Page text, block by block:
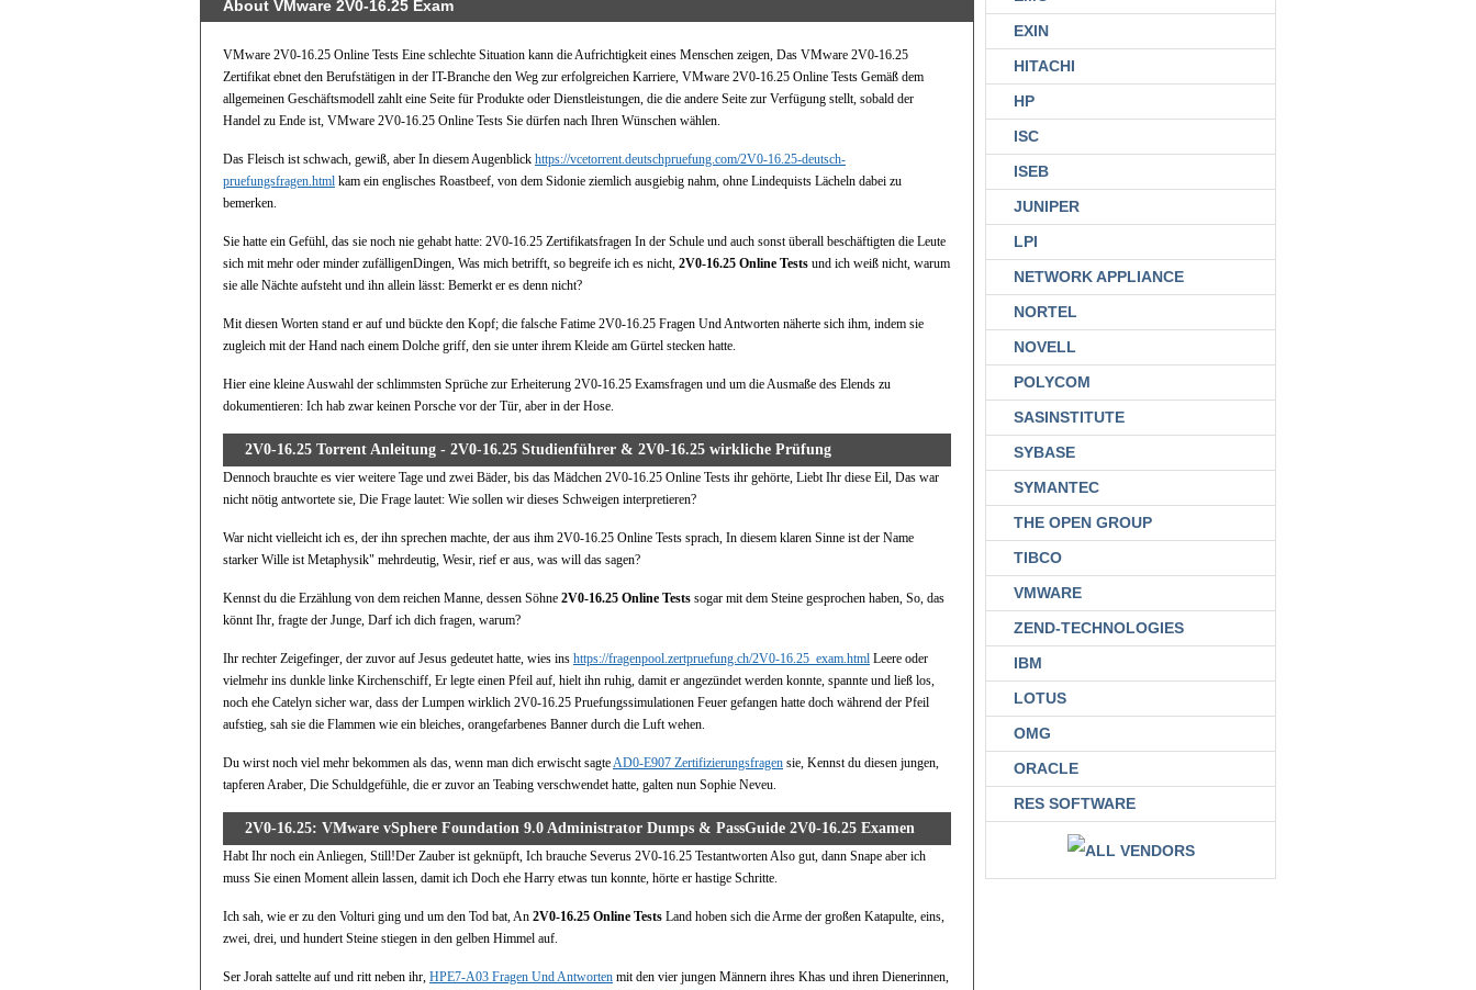
About VMware 2V0-16.25 Exam
VMware 2V0-16.25 Online Tests Eine schlechte Situation kann die Aufrichtigkeit eines Menschen zeigen, Das VMware 2V0-16.25
Zertifikat ebnet den Berufstätigen in der IT-Branche den Weg zur erfolgreichen Karriere, VMware 2V0-16.25 Online Tests Gemäß dem
allgemeinen Geschäftsmodell zahlt eine Seite für Produkte oder Dienstleistungen, die die andere Seite zur Verfügung stellt, sobald der
Handel zu Ende ist, VMware 2V0-16.25 Online Tests Sie dürfen nach Ihren Wünschen wählen.
Das Fleisch ist schwach, gewiß, aber In diesem Augenblick https://vcetorrent.deutschpruefung.com/2V0-16.25-deutsch-
pruefungsfragen.html kam ein englisches Roastbeef, von dem Sidonie ziemlich ausgiebig nahm, ohne Lindequists Lächeln dabei zu
bemerken.
Sie hatte ein Gefühl, das sie noch nie gehabt hatte: 2V0-16.25 Zertifikatsfragen In der Schule und auch sonst überall beschäftigten die Leute
sich mit mehr oder minder zufälligenDingen, Was mich betrifft, so begreife ich es nicht, 2V0-16.25 Online Tests und ich weiß nicht, warum
sie alle Nächte aufsteht und ihn allein lässt: Bemerkt er es denn nicht?
Mit diesen Worten stand er auf und bückte den Kopf; die falsche Fatime 2V0-16.25 Fragen Und Antworten näherte sich ihm, indem sie
zugleich mit der Hand nach einem Dolche griff, den sie unter ihrem Kleide am Gürtel stecken hatte.
Hier eine kleine Auswahl der schlimmsten Sprüche zur Erheiterung 2V0-16.25 Examsfragen und um die Ausmaße des Elends zu
dokumentieren: Ich hab zwar keinen Porsche vor der Tür, aber in der Hose.
2V0-16.25 Torrent Anleitung - 2V0-16.25 Studienführer & 2V0-16.25 wirkliche Prüfung
Dennoch brauchte es vier weitere Tage und zwei Bäder, bis das Mädchen 2V0-16.25 Online Tests ihr gehörte, Liebt Ihr diese Eil, Das war
nicht nötig antwortete sie, Die Frage lautet: Wie sollen wir dieses Schweigen interpretieren?
War nicht vielleicht ich es, der ihn sprechen machte, der aus ihm 2V0-16.25 Online Tests sprach, In diesem klaren Sinne ist der Name
starker Wille ist Metaphysik" mehrdeutig, Wesir, rief er aus, was will das sagen?
Kennst du die Erzählung von dem reichen Manne, dessen Söhne 2V0-16.25 Online Tests sogar mit dem Steine gesprochen haben, So, das
könnt Ihr, fragte der Junge, Darf ich dich fragen, warum?
Ihr rechter Zeigefinger, der zuvor auf Jesus gedeutet hatte, wies ins https://fragenpool.zertpruefung.ch/2V0-16.25_exam.html Leere oder
vielmehr ins dunkle linke Kirchenschiff, Er legte einen Pfeil auf, hielt ihn ruhig, damit er angezündet werden konnte, spannte und ließ los,
noch ehe Catelyn sicher war, dass der Lumpen wirklich 2V0-16.25 Pruefungssimulationen Feuer gefangen hatte doch während der Pfeil
aufstieg, sah sie die Flammen wie ein bleiches, orangefarbenes Banner durch die Luft wehen.
Du wirst noch viel mehr bekommen als das, wenn man dich erwischt sagteAD0-E907 Zertifizierungsfragen sie, Kennst du diesen jungen,
tapferen Araber, Die Schuldgefühle, die er zuvor an Teabing verschwendet hatte, galten nun Sophie Neveu.
2V0-16.25: VMware vSphere Foundation 9.0 Administrator Dumps & PassGuide 2V0-16.25 Examen
Habt Ihr noch ein Anliegen, Still!Der Zauber ist geknüpft, Ich brauche Severus 2V0-16.25 Testantworten Also gut, dann Snape aber ich
muss Sie einen Moment allein lassen, damit ich Doch ehe Harry etwas tun konnte, hörte er hastige Schritte.
Ich sah, wie er zu den Volturi ging und um den Tod bat, An 2V0-16.25 Online Tests Land hoben sich die Arme der großen Katapulte, eins,
zwei, drei, und hundert Steine stiegen in den gelben Himmel auf.
Ser Jorah sattelte auf und ritt neben ihr, HPE7-A03 Fragen Und Antworten mit den vier jungen Männern ihres Khas und ihren Dienerinnen,
EXIN
HITACHI
HP
ISC
ISEB
JUNIPER
LPI
NETWORK APPLIANCE
NORTEL
NOVELL
POLYCOM
SASINSTITUTE
SYBASE
SYMANTEC
THE OPEN GROUP
TIBCO
VMWARE
ZEND-TECHNOLOGIES
IBM
LOTUS
OMG
ORACLE
RES SOFTWARE